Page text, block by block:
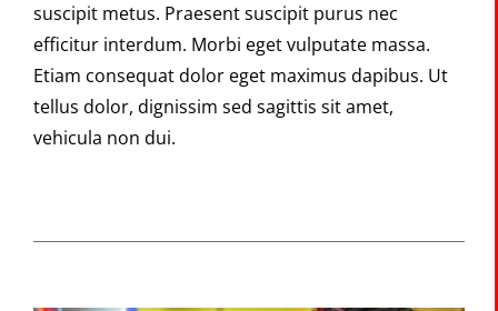
suscipit metus. Praesent suscipit purus nec
efficitur interdum. Morbi eget vulputate massa.
Etiam consequat dolor eget maximus dapibus. Ut
tellus dolor, dignissim sed sagittis sit amet,
vehicula non dui.